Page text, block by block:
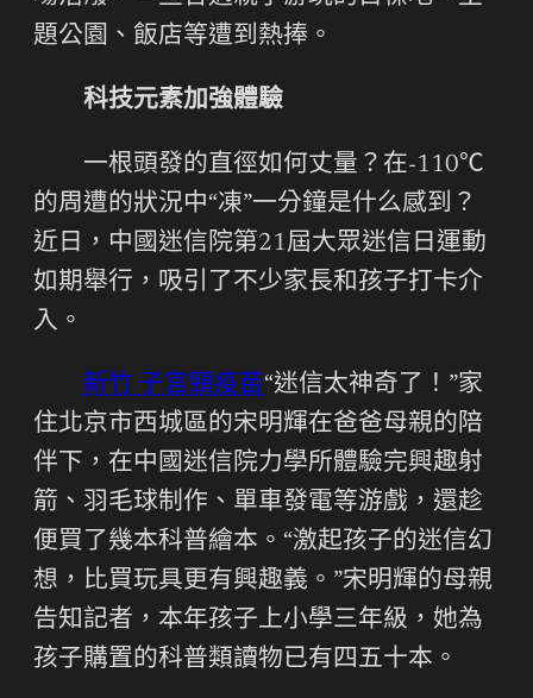
題公園、飯店等遭到熱捧。
科技元素加強體驗
一根頭發的直徑如何丈量？在-110℃
的周遭的狀況中“凍”一分鐘是什么感到？
近日，中國迷信院第21屆大眾迷信日運動
如期舉行，吸引了不少家長和孩子打卡介
入。
新竹 子宮頸疫苗“迷信太神奇了！”家
住北京市西城區的宋明輝在爸爸母親的陪
伴下，在中國迷信院力學所體驗完興趣射
箭、羽毛球制作、單車發電等游戲，還趁
便買了幾本科普繪本。“激起孩子的迷信幻
想，比買玩具更有興趣義。”宋明輝的母親
告知記者，本年孩子上小學三年級，她為
孩子購置的科普類讀物已有四五十本。